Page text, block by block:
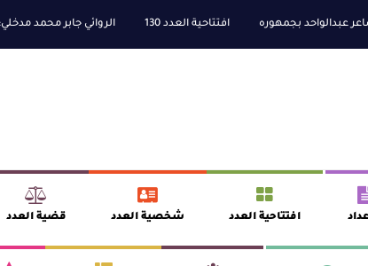
عبدالواحد بجمهوره افتتاحية العدد 130 الروائي جابر محمد
: ( على كف رتويت ) للدكتورة زينب الخضيري عتبات التأويل وقراءة
افتتاحية العدد شخصية العدد قضية العدد